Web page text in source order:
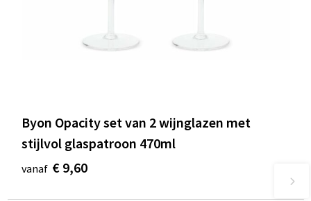
Byon Opacity set van 2 wijnglazen met
stijlvol glaspatroon 470ml
vanaf € 9,60